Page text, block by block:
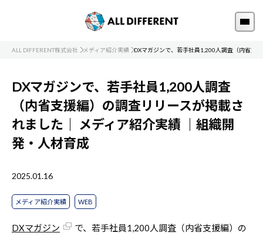
ALL DIFFERENT株式会社 メディア紹介実績 DXマガジンで、若手社員1,200人調査（内省支
DXマガジンで、若手社員1,200人調査
（内省支援編）の調査リリースが掲載さ
れました｜ メディア紹介実績
｜組織開
発・人材育成
2025.01.16
メディア紹介実績 WEB
DXマガジン
で、若手社員1,200人調査（内省支援編）の